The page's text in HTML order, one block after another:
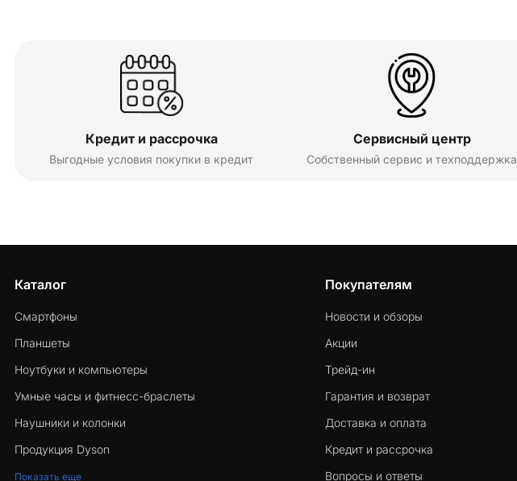
Кредит и рассрочка
Выгодные условия покупки в кредит
Сервисный центр
Собственный сервис и техподдержка
Каталог
Смартфоны
Планшеты
Ноутбуки и компьютеры
Умные часы и фитнесс-браслеты
Наушники и колонки
Продукция Dyson
Показать еще
Покупателям
Новости и обзоры
Акции
Трейд-ин
Гарантия и возврат
Доставка и оплата
Кредит и рассрочка
Вопросы и ответы